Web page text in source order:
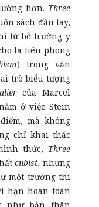
hơn. Three
sách đầu tay,
từ bỏ trường y
là tiên phong
) trong văn
trò biểu tượng
của Marcel
ở việc Stein
mà không
chỉ khai thác
thức, Three
cubist, nhưng
một trường thí
hạn hoàn toàn